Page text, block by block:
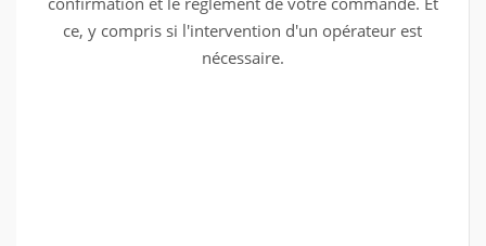
ce, y compris si l'intervention d'un opérateur est
nécessaire.